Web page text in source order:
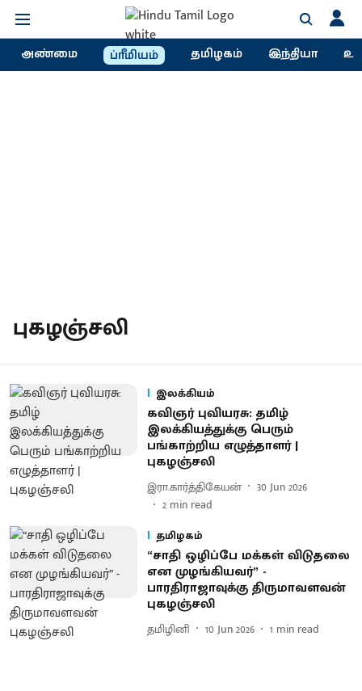
அண்மை ப்ரீமியம் தமிழகம் இந்தியா
புகழஞ்சலி
இலக்கியம்
கவிஞர் புவியரசு: தமிழ்
இலக்கியத்துக்கு பெரும்
பங்காற்றிய எழுத்தாளர் |
புகழஞ்சலி
இரா.கார்த்திகேயன்
30 Jun 2026
2 min read
தமிழகம்
“சாதி ஒழிப்பே மக்கள் விடுதலை
என முழங்கியவர்” -
பாரதிராஜாவுக்கு திருமாவளவன்
புகழஞ்சலி
தமிழினி 10 Jun 2026 1 min read